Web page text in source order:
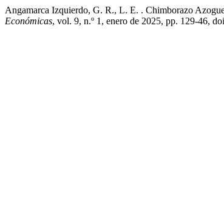
Angamarca Izquierdo, G. R., L. E. . Chimborazo
Económicas, vol. 9, n.º 1, enero de 2025, pp. 129-46,